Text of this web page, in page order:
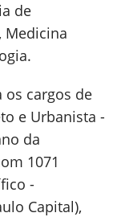
de
Medicina
os cargos de
e Urbanista -
da
1071
-
Capital),